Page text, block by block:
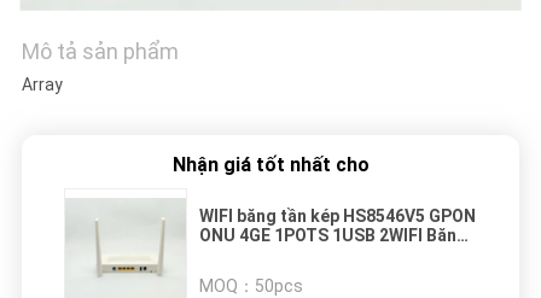
SƠ
ĐỒ
TRANG
PRIVACY
POLICY
Mô tả sản phẩm
Array
Nhận giá tốt nhất cho
WIFI băng tần kép HS8546V5 GPON
ONU 4GE 1POTS 1USB 2WIFI ​​Băng
MOQ： 50pcs